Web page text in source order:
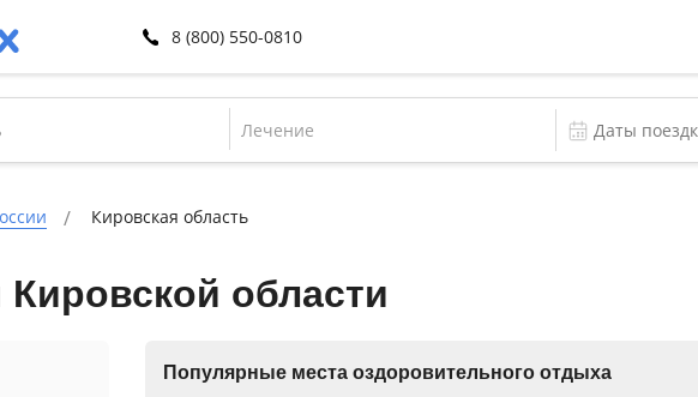
8 (800) 550-0810
Лечение
Кировская область
области
Популярные места оздоровительного отдыха